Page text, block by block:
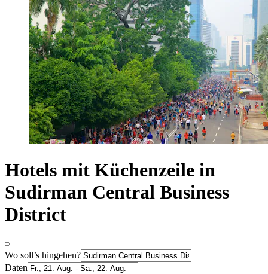
Hotels mit Küchenzeile in
Sudirman Central Business
District
Wo soll’s hingehen?
Daten